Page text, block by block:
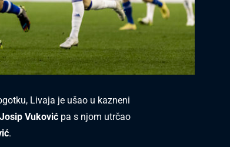
Livaja je ušao u kazneni
Josip Vuković pa s njom utrčao
.